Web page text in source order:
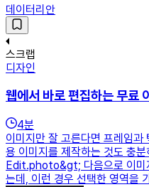
데이터리안
스크랩
디자인
웹에서 바로 편집하는 무
4분
이미지만 잘 고른다면 프레임과
용 이미지를 제작하는 것도 충
Edit.photo&gt; 다음으로 이미
는데, 이런 경우 선택한 영역을